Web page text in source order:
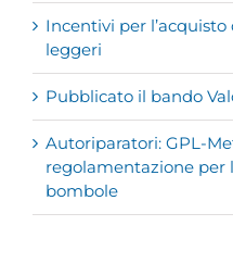
Incentivi per
leggeri
Pubblicato il bando
Autoriparatori: GPL-
regolamentazione per
bombole